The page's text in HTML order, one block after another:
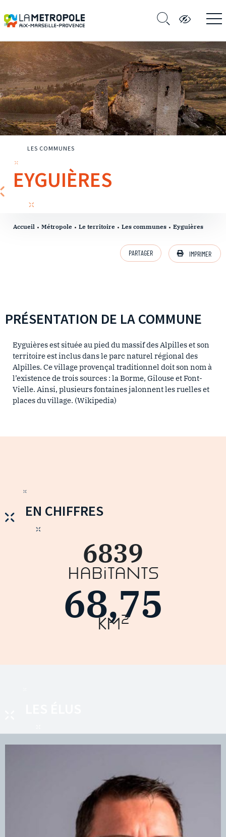
LES COMMUNES
EYGUIÈRES
Accueil Métropole Le territoire Les communes Eyguières
PARTAGER IMPRIMER
PRÉSENTATION DE LA COMMUNE
Eyguières est située au pied du massif des Alpilles et son
territoire est inclus dans le parc naturel régional des
Alpilles. Ce village provençal traditionnel doit son nom à
l’existence de trois sources : la Borme, Gilouse et Font-
Vielle. Ainsi, plusieurs fontaines jalonnent les ruelles et
places du village. (Wikipedia)
EN CHIFFRES
6839
Habitants
68,75
km2